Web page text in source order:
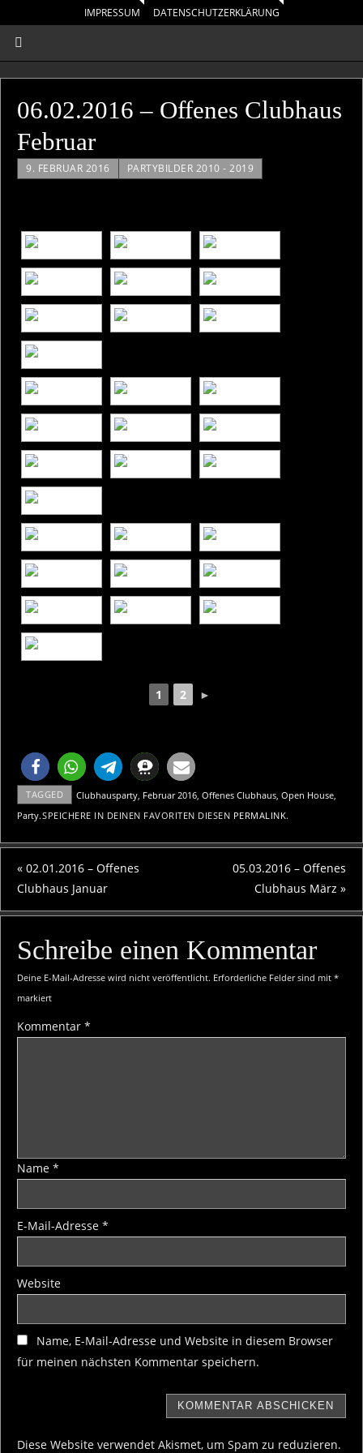
IMPRESSUM DATENSCHUTZERKLÄRUNG
06.02.2016 – Offenes Clubhaus
Februar
9. FEBRUAR 2016 PARTYBILDER 2010 - 2019
1 2 ►
TAGGED Clubhausparty, Februar 2016,Offenes Clubhaus,Open House,
Party.SPEICHERE IN DEINEN FAVORITEN DIESEN PERMALINK.
« 02.01.2016 – Offenes
Clubhaus Januar
05.03.2016 – Offenes
Clubhaus März »
Schreibe einen Kommentar
Deine E-Mail-Adresse wird nicht veröffentlicht. Erforderliche Felder sind mit*
markiert
Kommentar*
Name*
E-Mail-Adresse*
Website
Name, E-Mail-Adresse und Website in diesem Browser
für meinen nächsten Kommentar speichern.
Diese Website verwendet Akismet, um Spam zu reduzieren.